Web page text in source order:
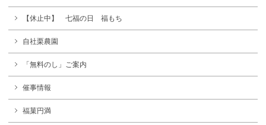
【休止中】 七福の日 福もち
自社栗農園
「無料のし」ご案内
催事情報
福菓円満